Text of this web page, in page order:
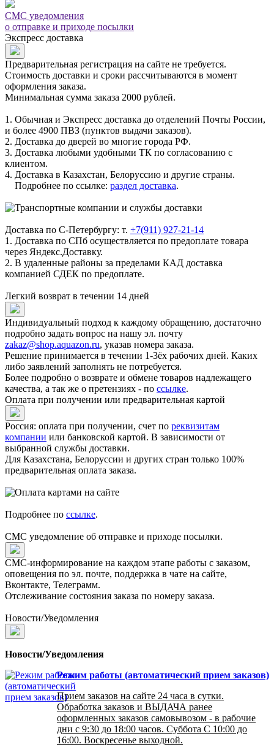
СМС уведомления
о отправке и приходе посылки
Экспресс доставка
Предварительная регистрация на сайте не требуется.
Стоимость доставки и сроки рассчитываются в момент
оформления заказа.
Минимальная сумма заказа 2000 рублей.
1. Обычная и Экспресс доставка до отделений Почты России,
и более 4900 ПВЗ (пунктов выдачи заказов).
2. Доставка до дверей во многие города РФ.
3. Доставка любыми удобными ТК по согласованию с
клиентом.
4. Доставка в Казахстан, Белоруссию и другие страны.
Подробнее по ссылке: раздел доставка.
Доставка по С-Петербургу: т. +7(911) 927-21-14
1. Доставка по СПб осуществляется по предоплате товара
через Яндекс.Доставку.
2. В удаленные районы за пределами КАД доставка
компанией СДЕК по предоплате.
Легкий возврат в течении 14 дней
Индивидуальный подход к каждому обращению, достаточно
подробно задать вопрос на нашу эл. почту
zakaz@shop.aquazon.ru, указав номера заказа.
Решение принимается в течении 1-3ёх рабочих дней. Каких
либо заявлений заполнять не потребуется.
Более подробно о возврате и обмене товаров надлежащего
качества, а так же о претензиях - по ссылке.
Оплата при получении или предварительная картой
Россия: оплата при получении, счет по реквизитам
компании или банковской картой. В зависимости от
выбранной службы доставки.
Для Казахстана, Белоруссии и других стран только 100%
предварительная оплата заказа.
Подробнее по ссылке.
СМС уведомление об отправке и приходе посылки.
СМС-информирование на каждом этапе работы с заказом,
оповещения по эл. почте, поддержка в чате на сайте,
Вконтакте, Телеграмм.
Отслеживание состояния заказа по номеру заказа.
Новости/Уведомления
Новости/Уведомления
Режим работы (автоматический прием заказов)
Прием заказов на сайте 24 часа в сутки.
Обработка заказов и ВЫДАЧА ранее
оформленных заказов самовывозом - в рабочие
дни с 9:30 до 18:00 часов. Суббота С 10:00 до
16:00. Воскресенье выходной.